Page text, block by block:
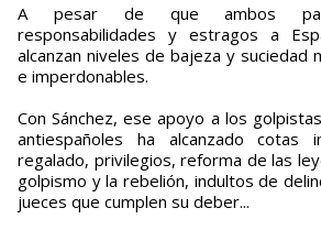
A pesar de que ambos
responsabilidades y estragos a
alcanzan niveles de bajeza y suciedad
e imperdonables.
Con Sánchez, ese apoyo a los
antiespañoles ha alcanzado cotas
regalado, privilegios, reforma de las
golpismo y la rebelión, indultos de
jueces que cumplen su deber...